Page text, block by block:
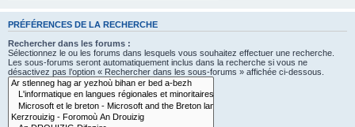
PRÉFÉRENCES DE LA RECHERCHE
Rechercher dans les forums :
Sélectionnez le ou les forums dans lesquels vous souhaitez effectuer une recherche.
Les sous-forums seront automatiquement inclus dans la recherche si vous ne
désactivez pas l’option « Rechercher dans les sous-forums » affichée ci-dessous.